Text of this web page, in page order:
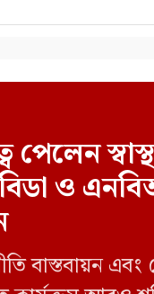
পেলেন
বিডা ও
বাস্তবায়ন